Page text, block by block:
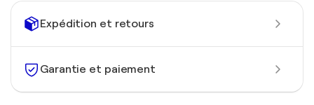
Expédition et retours
Garantie et paiement